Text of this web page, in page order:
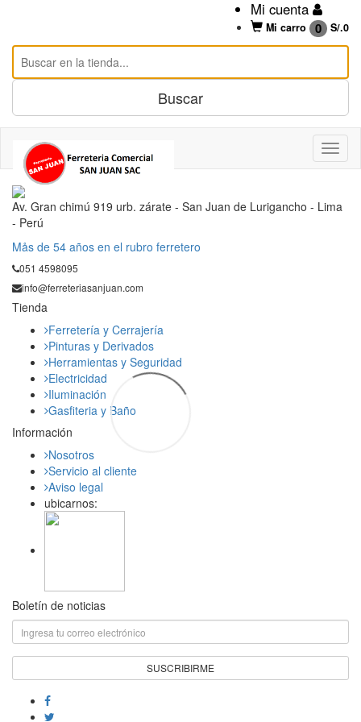
Mi cuenta
Mi carro 0 S/.0
Av. Gran chimú 919 urb. zárate - San Juan de Lurigancho - Lima
- Perú
Mås de 54 años en el rubro ferretero
051 4598095
info@ferreteriasanjuan.com
Tienda
Ferretería y Cerrajería
Pinturas y Derivados
Herramientas y Seguridad
Electricidad
Iluminación
Gasfiteria y Baño
Información
Nosotros
Servicio al cliente
Aviso legal
ubicarnos:
Boletín de noticias